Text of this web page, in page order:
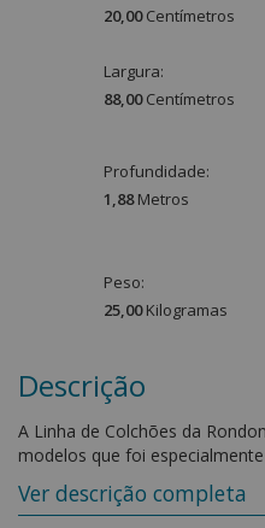
20,00 Centímetros
Largura:
88,00 Centímetros
Profundidade:
1,88 Metros
Peso:
25,00 Kilogramas
Descrição
A Linha de Colchões da
modelos que foi
consumidores que optam por
escolhem o que há de melhor
Ver descrição completa